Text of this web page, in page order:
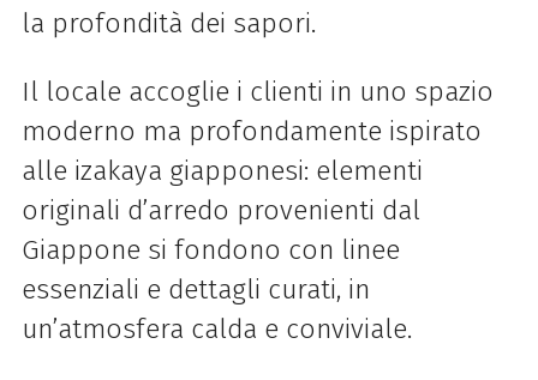
la profondità dei sapori.
Il locale accoglie i clienti in uno spazio
moderno ma profondamente ispirato
alle izakaya giapponesi: elementi
originali d’arredo provenienti dal
Giappone si fondono con linee
essenziali e dettagli curati, in
un’atmosfera calda e conviviale.